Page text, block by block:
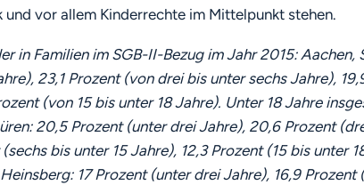
vor allem Kinderrechte im Mittelpunkt stehen.
in Familien im SGB-II-Bezug im Jahr 2015: Aachen,
23,1 Prozent (von drei bis unter sechs Jahre),
(von 15 bis unter 18 Jahre). Unter 18 Jahre
20,5 Prozent (unter drei Jahre), 20,6 Prozent
bis unter 15 Jahre), 12,3 Prozent (15 bis unter
17 Prozent (unter drei Jahre), 16,9 Prozent